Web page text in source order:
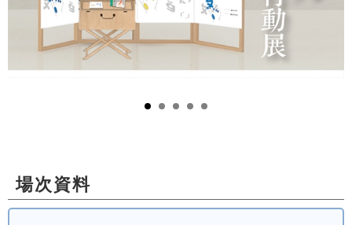
場次資料